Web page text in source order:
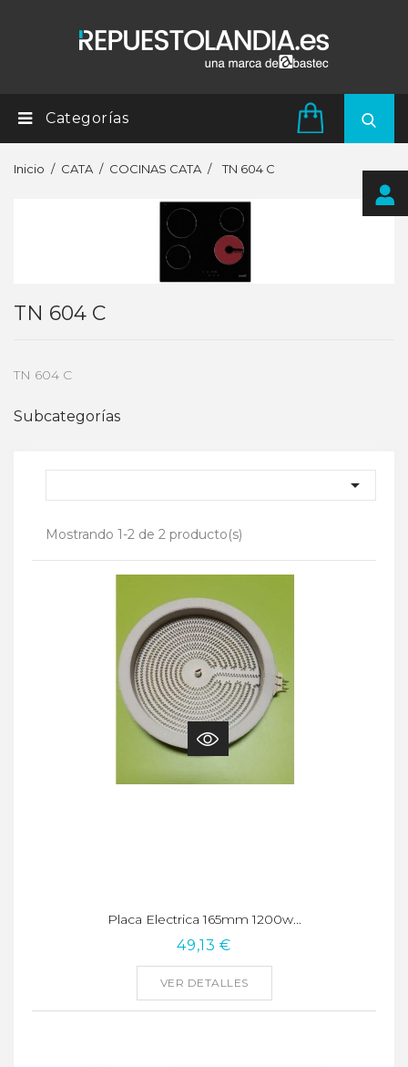
Categorías
Inicio CATA COCINAS CATA TN 604 C
TN 604 C
TN 604 C
Subcategorías

Mostrando 1-2 de 2 producto(s)
Placa Electrica 165mm 1200w...
49,13 €
VER DETALLES